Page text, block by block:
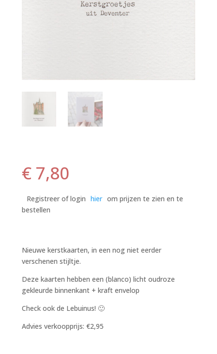
€7,80
Registreer of login hier om prijzen te zien en te
bestellen
Nieuwe kerstkaarten, in een nog niet eerder
verschenen stijltje.
Deze kaarten hebben een (blanco) licht oudroze
gekleurde binnenkant + kraft envelop
Check ook de Lebuinus! 🙂
Advies verkoopprijs: €2,95